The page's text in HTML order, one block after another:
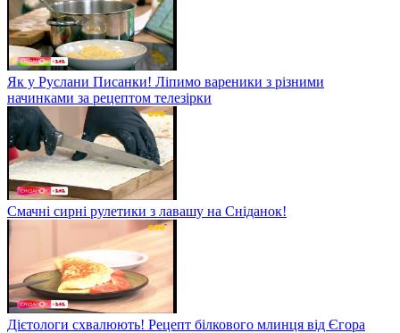
Як у Руслани Писанки! Ліпимо вареники з різними
начинками за рецептом телезірки
Смачні сирні рулетики з лавашу на Сніданок!
Дієтологи схвалюють! Рецепт білкового млинця від Єгора